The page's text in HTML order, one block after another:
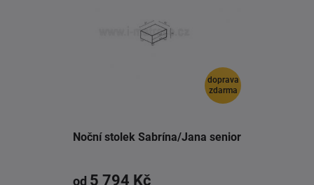
doprava
zdarma
Noční stolek Sabrína/Jana senior
od 5 794 Kč